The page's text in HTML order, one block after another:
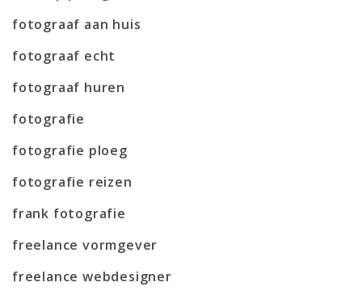
fotograaf aan huis
fotograaf echt
fotograaf huren
fotografie
fotografie ploeg
fotografie reizen
frank fotografie
freelance vormgever
freelance webdesigner